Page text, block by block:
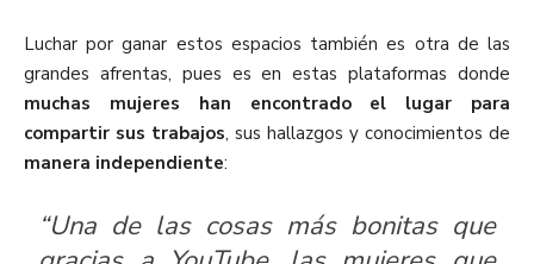
Luchar por ganar estos espacios también es otra de las
grandes afrentas, pues es en estas plataformas donde
muchas mujeres han encontrado el lugar para
compartir sus trabajos, sus hallazgos y conocimientos de
manera independiente:
“Una de las cosas más bonitas que